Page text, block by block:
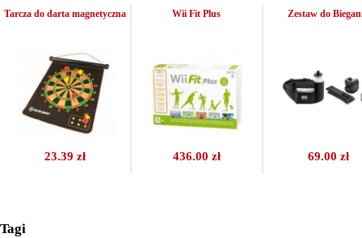
23.39 zł
Tarcza do darta magnetyczna
436.00 zł
Wii Fit Plus
69.00 zł
Zestaw do
Tagi